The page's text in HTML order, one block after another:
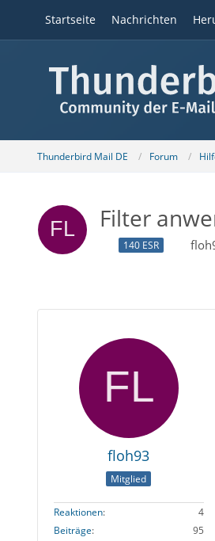
Startseite Nachrichten
Thunderbird Mail DE Forum
Filter
140 ESR
floh93
Mitglied
Reaktionen
4
Beiträge
95